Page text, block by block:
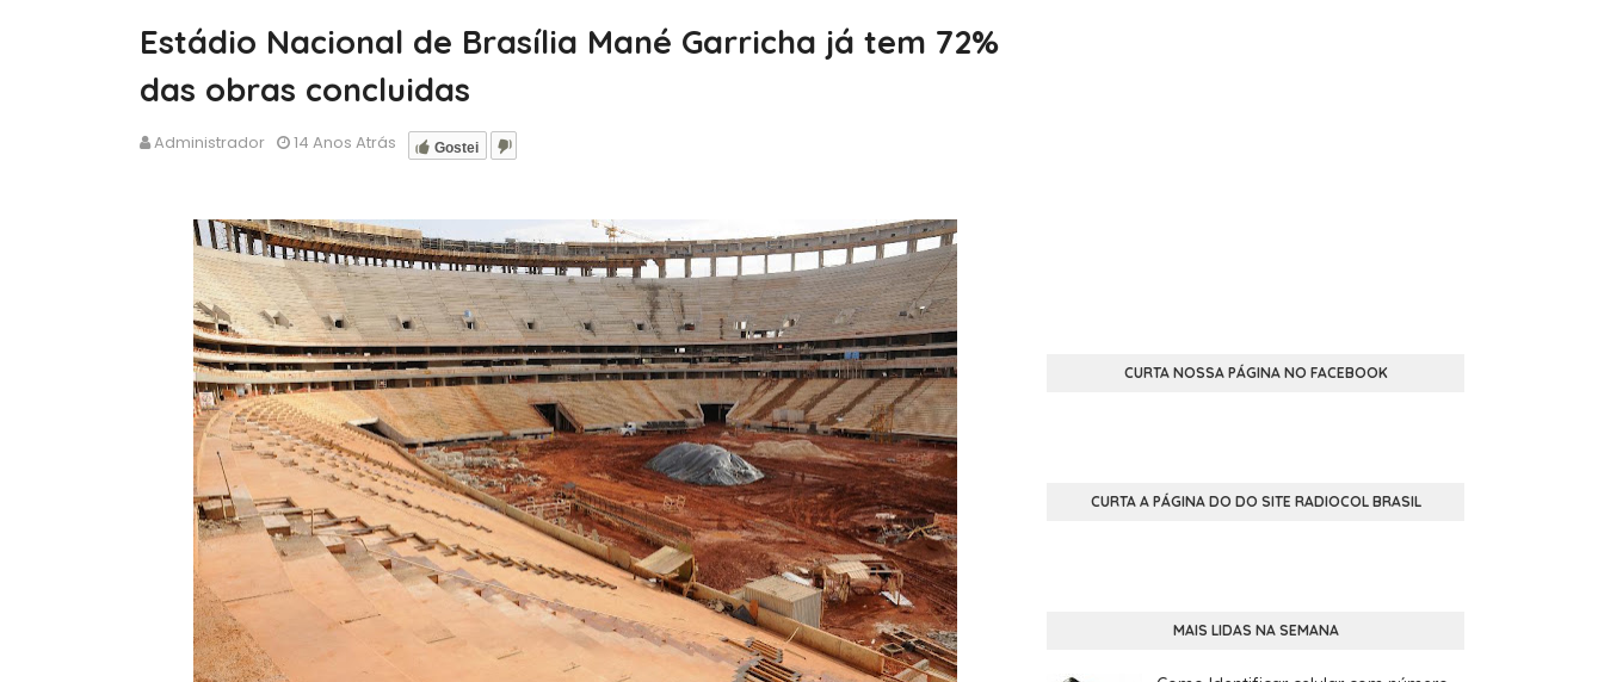
Estádio Nacional de Brasília Mané Garricha já tem 72%
das obras concluidas
Administrador Gostei
14 Anos Atrás
CURTA NOSSA PÁGINA NO FACEBOOK
CURTA A PÁGINA DO DO SITE RADIOCOL BRASIL
MAIS LIDAS NA SEMANA